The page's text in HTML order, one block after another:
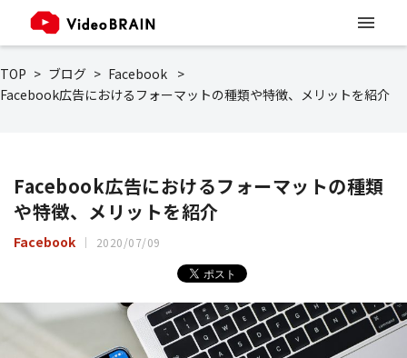
TOP ブログ
Facebook
Facebook広告におけるフォーマットの種類や特徴、メリットを紹介
Facebook広告におけるフォーマットの種類
や特徴、メリットを紹介
Facebook 2020/07/09